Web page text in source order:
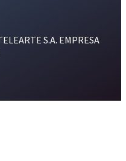
S.A. EMPRESA